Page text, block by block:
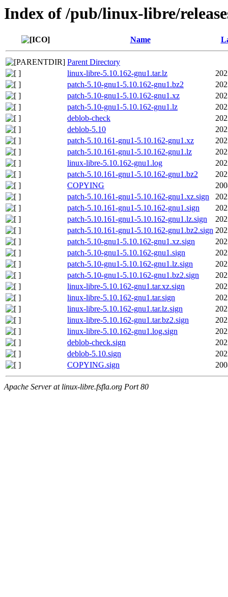
Index of /pub/linux-libre/
Name
Parent Directory
linux-libre-5.10.162-gnu1.tar.lz
patch-5.10-gnu1-5.10.162-gnu1.bz2
patch-5.10-gnu1-5.10.162-gnu1.xz
patch-5.10-gnu1-5.10.162-gnu1.lz
deblob-check
deblob-5.10
patch-5.10.161-gnu1-5.10.162-gnu1.xz
patch-5.10.161-gnu1-5.10.162-gnu1.lz
linux-libre-5.10.162-gnu1.log
patch-5.10.161-gnu1-5.10.162-gnu1.bz2
COPYING
patch-5.10.161-gnu1-5.10.162-gnu1.xz.sign
patch-5.10.161-gnu1-5.10.162-gnu1.sign
patch-5.10.161-gnu1-5.10.162-gnu1.lz.sign
patch-5.10.161-gnu1-5.10.162-gnu1.bz2.sign
patch-5.10-gnu1-5.10.162-gnu1.xz.sign
patch-5.10-gnu1-5.10.162-gnu1.sign
patch-5.10-gnu1-5.10.162-gnu1.lz.sign
patch-5.10-gnu1-5.10.162-gnu1.bz2.sign
linux-libre-5.10.162-gnu1.tar.xz.sign
linux-libre-5.10.162-gnu1.tar.sign
linux-libre-5.10.162-gnu1.tar.lz.sign
linux-libre-5.10.162-gnu1.tar.bz2.sign
linux-libre-5.10.162-gnu1.log.sign
deblob-check.sign
deblob-5.10.sign
COPYING.sign
Apache Server at linux-libre.fsfla.org Port 80